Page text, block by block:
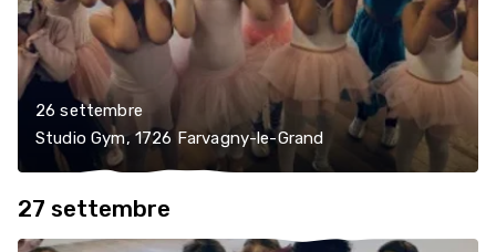
26 settembre
Studio Gym, 1726 Farvagny-le-Grand
27 settembre